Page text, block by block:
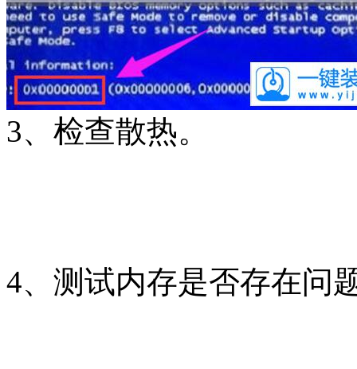
3、检查散热。
4、测试内存是否存在问